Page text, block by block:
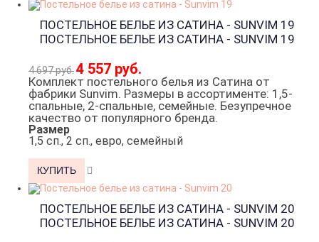
ПОСТЕЛЬНОЕ БЕЛЬЕ ИЗ САТИНА - SUNVIM 19
ПОСТЕЛЬНОЕ БЕЛЬЕ ИЗ САТИНА - SUNVIM 19
4 697 руб.4 557 руб.
Комплект постельного белья из Сатина от
фабрики Sunvim. Размеры в ассортименте: 1,5-
спальные, 2-спальные, семейные. Безупречное
качество от популярного бренда.
Размер
1,5 сп., 2 сп., евро, семейный
ПОСТЕЛЬНОЕ БЕЛЬЕ ИЗ САТИНА - SUNVIM 20
ПОСТЕЛЬНОЕ БЕЛЬЕ ИЗ САТИНА - SUNVIM 20